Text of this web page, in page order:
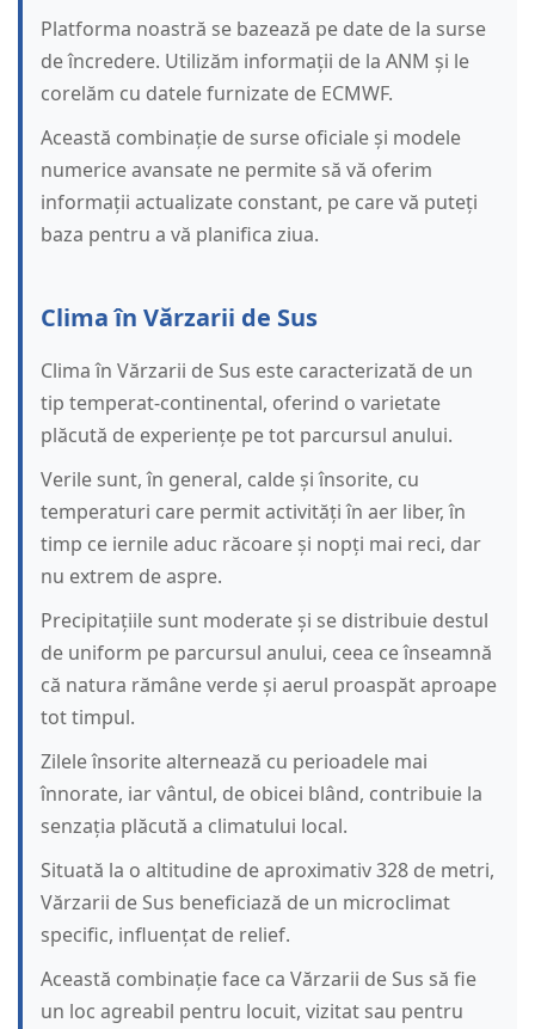
Platforma noastră se bazează pe date de la surse
de încredere. Utilizăm informații de la ANM și le
corelăm cu datele furnizate de ECMWF.
Această combinație de surse oficiale și modele
numerice avansate ne permite să vă oferim
informații actualizate constant, pe care vă puteți
baza pentru a vă planifica ziua.
Clima în Vărzarii de Sus
Clima în Vărzarii de Sus este caracterizată de un
tip temperat-continental, oferind o varietate
plăcută de experiențe pe tot parcursul anului.
Verile sunt, în general, calde și însorite, cu
temperaturi care permit activități în aer liber, în
timp ce iernile aduc răcoare și nopți mai reci, dar
nu extrem de aspre.
Precipitațiile sunt moderate și se distribuie destul
de uniform pe parcursul anului, ceea ce înseamnă
că natura rămâne verde și aerul proaspăt aproape
tot timpul.
Zilele însorite alternează cu perioadele mai
înnorate, iar vântul, de obicei blând, contribuie la
senzația plăcută a climatului local.
Situată la o altitudine de aproximativ 328 de metri,
Vărzarii de Sus beneficiază de un microclimat
specific, influențat de relief.
Această combinație face ca Vărzarii de Sus să fie
un loc agreabil pentru locuit, vizitat sau pentru